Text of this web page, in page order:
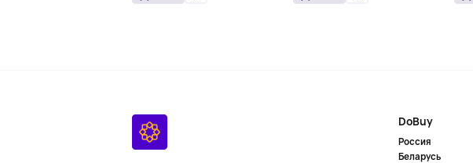
DoBuy
Россия
Беларусь